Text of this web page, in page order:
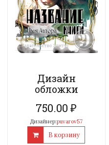
Дизайн
обложки
750.00₽
Дизайнер:puvarov57
В корзину